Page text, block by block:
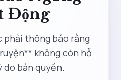
Động
thông báo rằng
không còn hỗ
do bản quyền.